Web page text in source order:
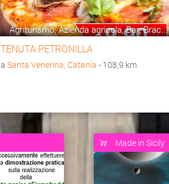
Agriturismo, Azienda agricola, Bar, Brac...
TENUTA PETRONILLA
a Santa Venerina, Catania - 108,9 km
Made in Sicily